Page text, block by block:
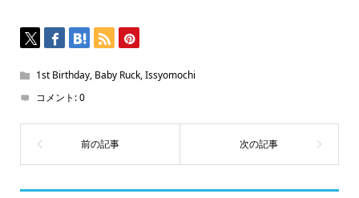
ま
す)
1st Birthday, Baby Ruck,Issyomochi
コメント:0